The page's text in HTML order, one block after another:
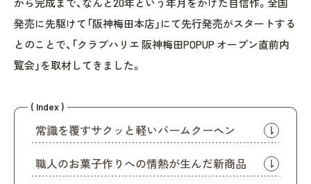
から完成まで、なんと20年という年月をかけた自信作。全国
発売に先駆けて「阪神梅田本店」にて先行発売がスタートする
とのことで、「クラブハリエ 阪神梅田POPUP オープン直前内
覧会」を取材してきました。
( Index )
常識を覆すサクッと軽いバームクーヘン
職人のお菓子作りへの情熱が生んだ新商品